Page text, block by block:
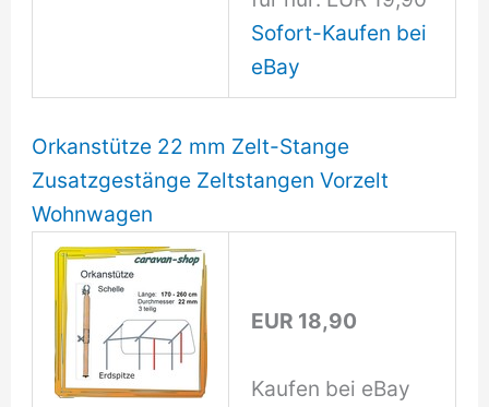
Sofort-Kaufen bei
eBay
Orkanstütze 22 mm Zelt-Stange
Zusatzgestänge Zeltstangen Vorzelt
Wohnwagen
EUR 18,90
Kaufen bei eBay